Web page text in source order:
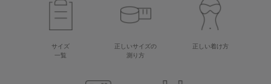
サイズ
一覧
正しいサイズの
測り方
正しい着け方